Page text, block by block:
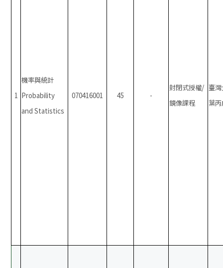
1
機率與統計
Probability
and Statistics
070416001 45 -
封閉式授權/
鏡像課程
臺
葉